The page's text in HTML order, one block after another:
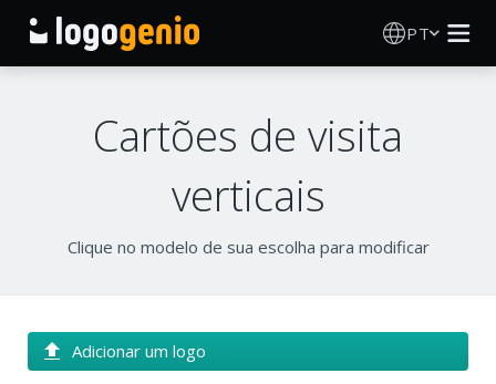
PT
Gerador de logótipos IA
Ideias de logótipos
Sobre
Cartões de visita
verticais
Clique no modelo de sua escolha para modificar
Adicionar um logo